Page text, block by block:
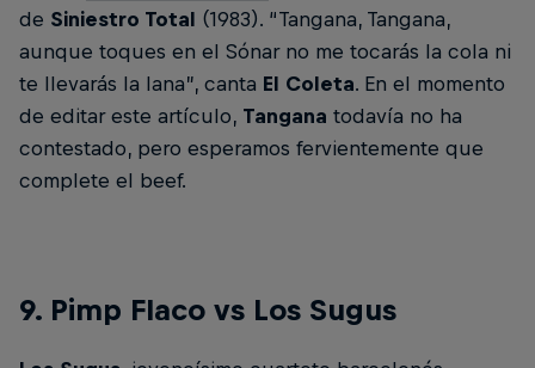
de Siniestro Total (1983). “Tangana, Tangana,
aunque toques en el Sónar no me tocarás la cola ni
te llevarás la lana”, canta El Coleta. En el momento
de editar este artículo, Tangana todavía no ha
contestado, pero esperamos fervientemente que
complete el beef.
9. Pimp Flaco vs Los Sugus